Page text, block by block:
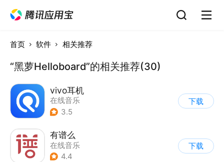
首页 软件 相关推荐
“黑萝Helloboard”的相关推荐(30)
vivo耳机
在线音乐
3.5
下载
有谱么
在线音乐
4.4
下载